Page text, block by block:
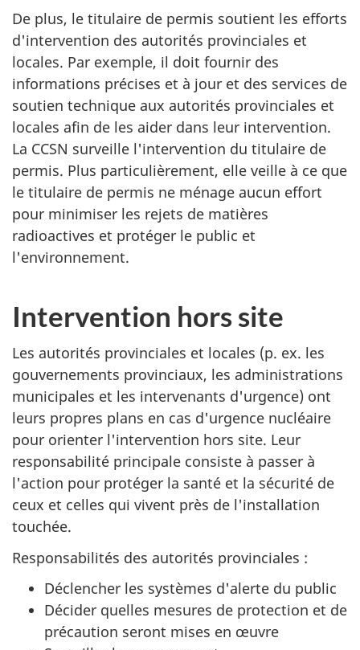
De plus, le titulaire de permis soutient les efforts
d'intervention des autorités provinciales et
locales. Par exemple, il doit fournir des
informations précises et à jour et des services de
soutien technique aux autorités provinciales et
locales afin de les aider dans leur intervention.
La CCSN surveille l'intervention du titulaire de
permis. Plus particulièrement, elle veille à ce que
le titulaire de permis ne ménage aucun effort
pour minimiser les rejets de matières
radioactives et protéger le public et
l'environnement.
Intervention hors site
Les autorités provinciales et locales (p. ex. les
gouvernements provinciaux, les administrations
municipales et les intervenants d'urgence) ont
leurs propres plans en cas d'urgence nucléaire
pour orienter l'intervention hors site. Leur
responsabilité principale consiste à passer à
l'action pour protéger la santé et la sécurité de
ceux et celles qui vivent près de l'installation
touchée.
Responsabilités des autorités provinciales :
Déclencher les systèmes d'alerte du public
Décider quelles mesures de protection et de
précaution seront mises en œuvre